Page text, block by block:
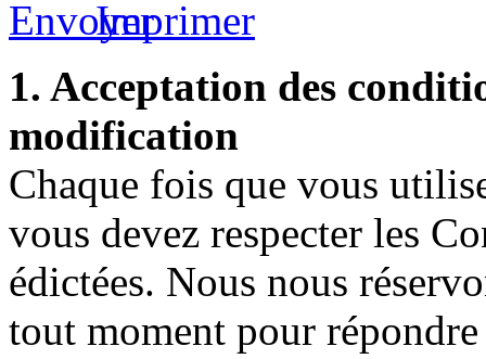
1. Acceptation des
modification
Chaque fois que vous
vous devez respecter les
édictées. Nous nous
tout moment pour